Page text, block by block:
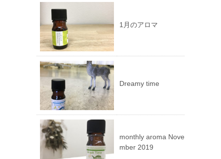
1月のアロマ
Dreamy time
monthly aroma Nove
mber 2019